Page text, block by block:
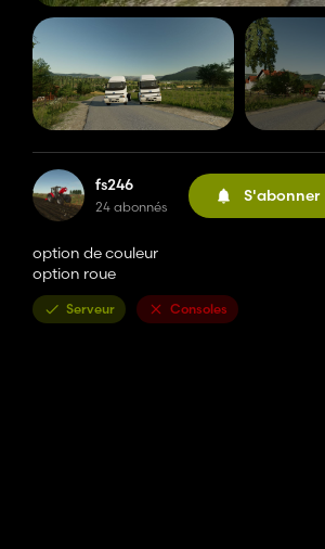
fs246
24 abonnés
S'abonner
option de couleur
option roue
Serveur Consoles